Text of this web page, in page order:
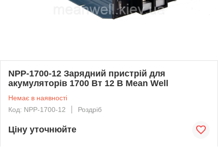
NPP-1700-12 Зарядний пристрій для
акумуляторів 1700 Вт 12 В Mean Well
Немає в наявності
Код: NPP-1700-12
Роздріб
Ціну уточнюйте